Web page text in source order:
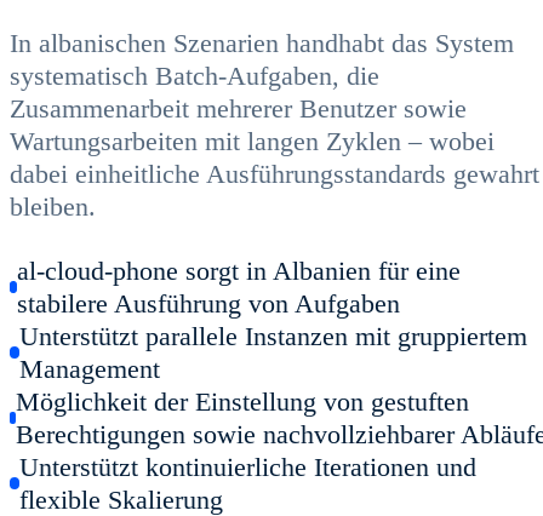
In albanischen Szenarien handhabt das System
systematisch Batch-Aufgaben, die
Zusammenarbeit mehrerer Benutzer sowie
Wartungsarbeiten mit langen Zyklen – wobei
dabei einheitliche Ausführungsstandards gewahrt
bleiben.
al-cloud-phone sorgt in Albanien für eine
stabilere Ausführung von Aufgaben
Unterstützt parallele Instanzen mit gruppiertem
Management
Möglichkeit der Einstellung von gestuften
Berechtigungen sowie nachvollziehbarer
Unterstützt kontinuierliche Iterationen und
flexible Skalierung